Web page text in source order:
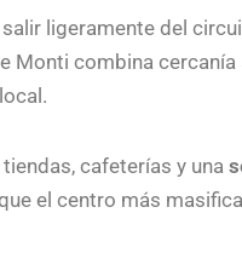
ligeramente del
Monti combina cercanía
cafeterías y una
el centro más